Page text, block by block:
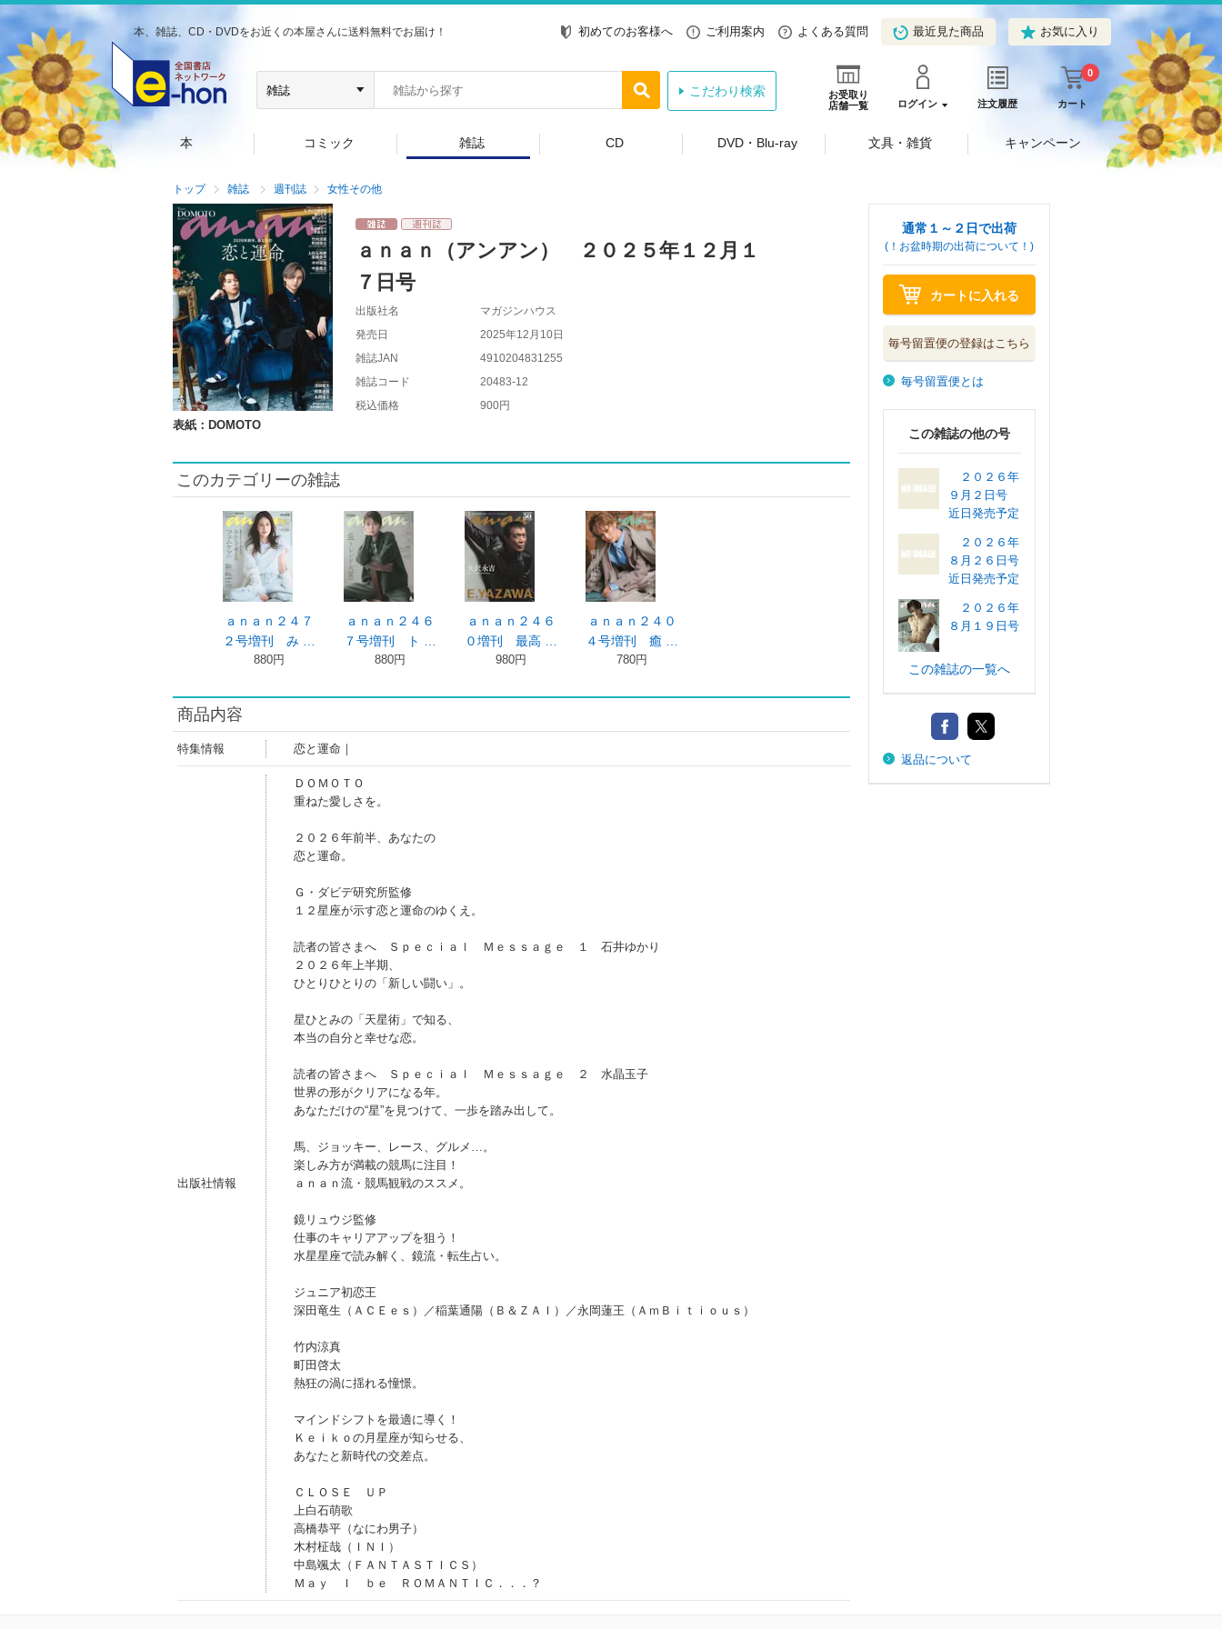
本、雑誌、CD・DVDをお近くの本屋さんに送料無料でお届け！ 初めてのお客様へ ご利用案内 よくある質問 最近見た商品 お気に入り
お受取り
店舗一覧
ログイン 注文履歴 カート
0
こだわり検索
本 コミック 雑誌 CD DVD・Blu-ray 文具・雑貨 キャンペーン
トップ 雑誌 週刊誌 女性その他
ａｎａｎ（アンアン） ２０２５年１２月１
７日号
出版社名
マガジンハウス
発売日
2025年12月10日
雑誌JAN
4910204831255
雑誌コード
20483-12
税込価格
900円
表紙：DOMOTO
このカテゴリーの雑誌
ａｎａｎ２４７
２号増刊 み …
880円
ａｎａｎ２４６
７号増刊 ト …
880円
ａｎａｎ２４６
０増刊 最高 …
980円
ａｎａｎ２４０
４号増刊 癒 …
780円
商品内容
特集情報 恋と運命｜
出版社情報
ＤＯＭＯＴＯ
重ねた愛しさを。
２０２６年前半、あなたの
恋と運命。
Ｇ・ダビデ研究所監修
１２星座が示す恋と運命のゆくえ。
読者の皆さまへ Ｓｐｅｃｉａｌ Ｍｅｓｓａｇｅ １ 石井ゆかり
２０２６年上半期、
ひとりひとりの「新しい闘い」。
星ひとみの「天星術」で知る、
本当の自分と幸せな恋。
読者の皆さまへ Ｓｐｅｃｉａｌ Ｍｅｓｓａｇｅ ２ 水晶玉子
世界の形がクリアになる年。
あなただけの“星”を見つけて、一歩を踏み出して。
馬、ジョッキー、レース、グルメ…。
楽しみ方が満載の競馬に注目！
ａｎａｎ流・競馬観戦のススメ。
鏡リュウジ監修
仕事のキャリアアップを狙う！
水星星座で読み解く、鏡流・転生占い。
ジュニア初恋王
深田竜生（ＡＣＥｅｓ）／稲葉通陽（Ｂ＆ＺＡＩ）／永岡蓮王（ＡｍＢｉｔｉｏｕｓ）
竹内涼真
町田啓太
熱狂の渦に揺れる憧憬。
マインドシフトを最適に導く！
Ｋｅｉｋｏの月星座が知らせる、
あなたと新時代の交差点。
ＣＬＯＳＥ ＵＰ
上白石萌歌
高橋恭平（なにわ男子）
木村柾哉（ＩＮＩ）
中島颯太（ＦＡＮＴＡＳＴＩＣＳ）
Ｍａｙ Ｉ ｂｅ ＲＯＭＡＮＴＩＣ．．．？
通常１～２日で出荷
(！お盆時期の出荷について！)
カートに入れる
毎号留置便の登録はこちら
毎号留置便とは
この雑誌の他の号
２０２６年
９月２日号
近日発売予定
２０２６年
８月２６日号
近日発売予定
２０２６年
８月１９日号
この雑誌の一覧へ
返品について